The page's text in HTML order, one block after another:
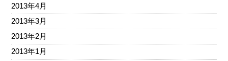
2013年4月
2013年3月
2013年2月
2013年1月